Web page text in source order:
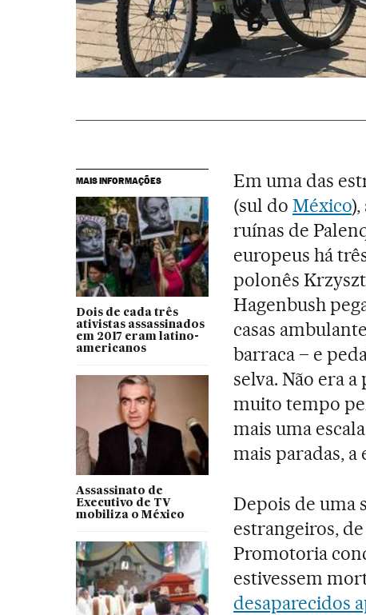
MAIS INFORMAÇÕES
Dois de cada três
ativistas assassinados
em 2017 eram latino-
americanos
Assassinato de
Executivo de TV
mobiliza o México
Em uma das
(sul doMéxico
ruínas de
europeus há
polonês
Hagenbush
casas
barraca – e
selva. Não era
muito tempo
mais uma
mais paradas,
Depois de uma
estrangeiros,
Promotoria
estivessem
desaparecidos